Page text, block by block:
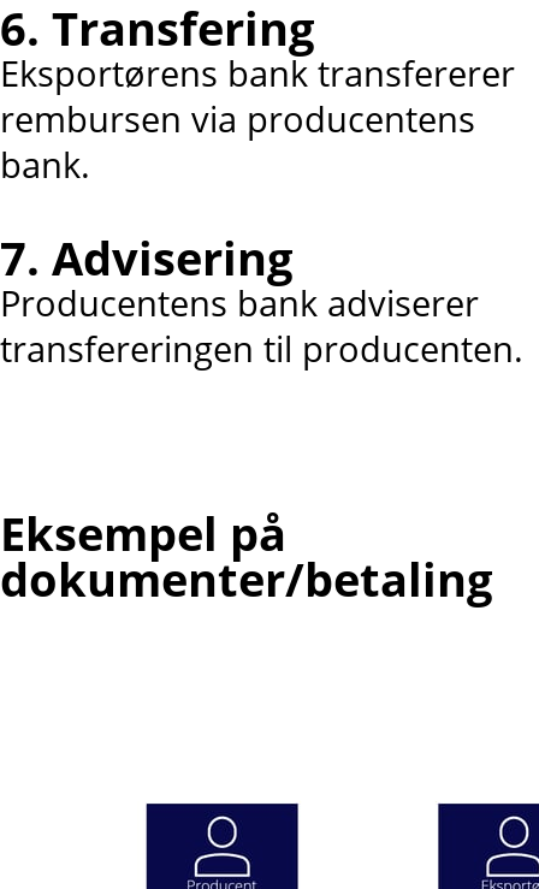
6. Transfering
Eksportørens bank transfererer
rembursen via producentens
bank.
7. Advisering
Producentens bank adviserer
transfereringen til producenten.
Eksempel på
dokumenter/betaling